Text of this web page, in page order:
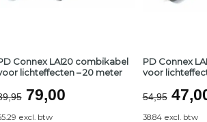
Connex LAI20 combikabel
lichteffecten – 20 meter
Oorspronkelijke
prijs
79,00Huidige
excl. btw
PD Connex
voor
54,95
prijs
38.84 excl. btw